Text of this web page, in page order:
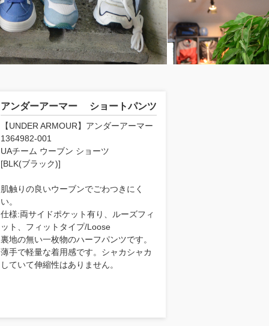
アンダーアーマー ショートパンツ
【UNDER ARMOUR】アンダーアーマー
1364982-001
UAチーム ウーブン ショーツ
[BLK(ブラック)]
肌触りの良いウーブンでごわつきにく
い。
仕様:両サイドポケット有り、ルーズフィ
ット、フィットタイプ/Loose
裏地の無い一枚物のハーフパンツです。
薄手で軽量な着用感です。シャカシャカ
していて伸縮性はありません。